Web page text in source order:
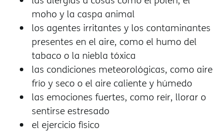
moho y la caspa animal
los agentes irritantes y los contaminantes
presentes en el aire, como el humo del
tabaco o la niebla tóxica
las condiciones meteorológicas, como aire
frío y seco o el aire caliente y húmedo
las emociones fuertes, como reír, llorar o
sentirse estresado
el ejercicio físico